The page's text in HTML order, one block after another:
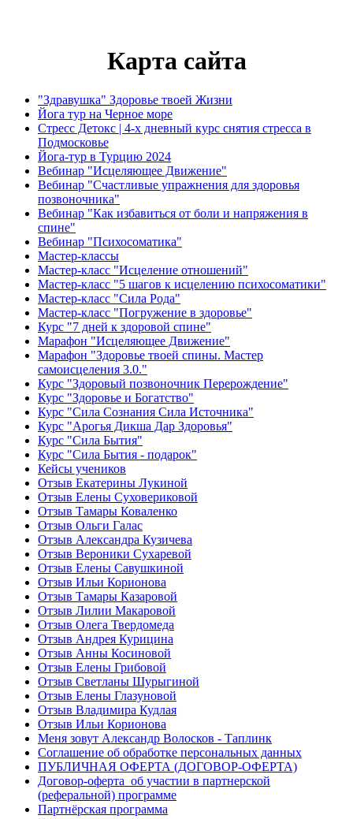
Карта сайта
"Здравушка" Здоровье твоей Жизни
Йога тур на Черное море
Стресс Детокс | 4-х дневный курс снятия стресса в
Подмосковье
Йога-тур в Турцию 2024
Вебинар "Исцеляющее Движение"
Вебинар "Счастливые упражнения для здоровья
позвоночника"
Вебинар "Как избавиться от боли и напряжения в
спине"
Вебинар "Психосоматика"
Мастер-классы
Мастер-класс "Исцеление отношений"
Мастер-класс "5 шагов к исцелению психосоматики"
Мастер-класс "Сила Рода"
Мастер-класс "Погружение в здоровье"
Курс "7 дней к здоровой спине"
Марафон "Исцеляющее Движение"
Марафон "Здоровье твоей спины. Мастер
самоисцеления 3.0."
Курс "Здоровый позвоночник Перерождение"
Курс "Здоровье и Богатство"
Курс "Сила Сознания Сила Источника"
Курс "Арогья Дикша Дар Здоровья"
Курс "Сила Бытия"
Курс "Сила Бытия - подарок"
Кейсы учеников
Отзыв Екатерины Лукиной
Отзыв Елены Суховериковой
Отзыв Тамары Коваленко
Отзыв Ольги Галас
Отзыв Александра Кузичева
Отзыв Вероники Сухаревой
Отзыв Елены Савушкиной
Отзыв Ильи Корионова
Отзыв Тамары Казаровой
Отзыв Лилии Макаровой
Отзыв Олега Твердомеда
Отзыв Андрея Курицина
Отзыв Анны Косиновой
Отзыв Елены Грибовой
Отзыв Светланы Шурыгиной
Отзыв Елены Глазуновой
Отзыв Владимира Кудлая
Отзыв Ильи Корионова
Меня зовут Александр Волосков - Таплинк
Соглашение об обработке персональных данных
ПУБЛИЧНАЯ ОФЕРТА (ДОГОВОР-ОФЕРТА)
Договор-оферта об участии в партнерской
(реферальной) программе
Партнёрская программа